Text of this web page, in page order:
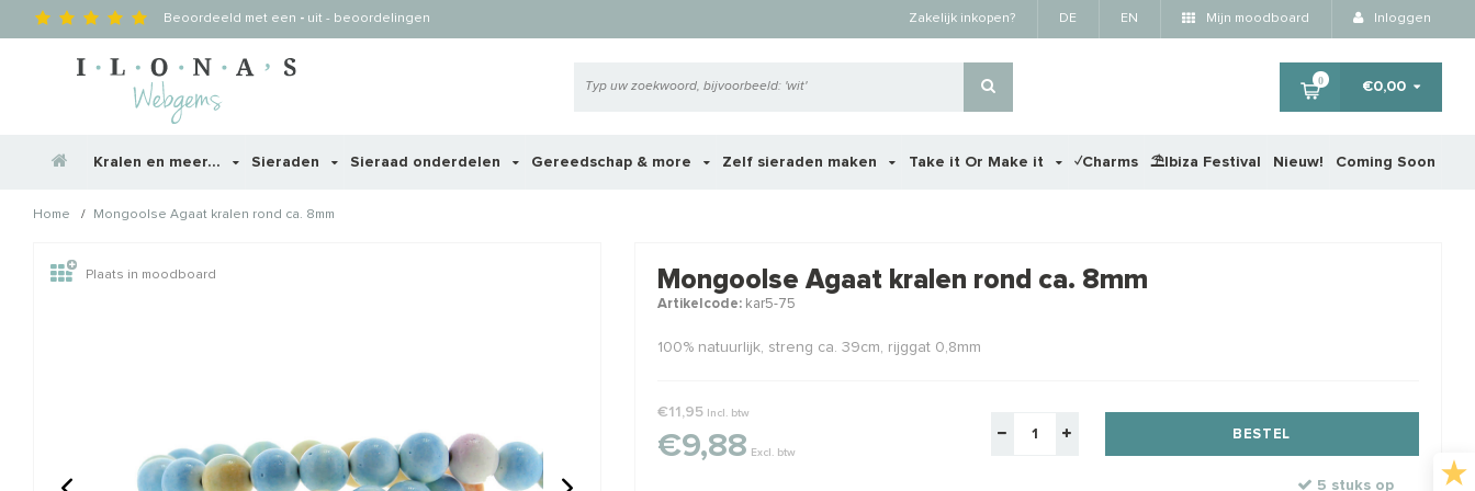
Beoordeeld met een - uit - beoordelingen Zakelijk inkopen? DE EN Mijn moodboard Inloggen
0 €0,00
Kralen en meer... Sieraden Sieraad onderdelen Gereedschap & more Zelf sieraden maken Take it Or Make it ✓Charms ⛱️Ibiza Festival Nieuw! Coming Soon
Home / Mongoolse Agaat kralen rond ca. 8mm
Wellicht zijn deze producten ook interessant voor je?
Plaats in moodboard Mongoolse Agaat kralen rond ca. 8mm
Artikelcode:kar5-75
100% natuurlijk, streng ca. 39cm, rijggat 0,8mm
€11,95 Incl. btw
€9,88 Excl. btw
BESTEL
5 stuks op